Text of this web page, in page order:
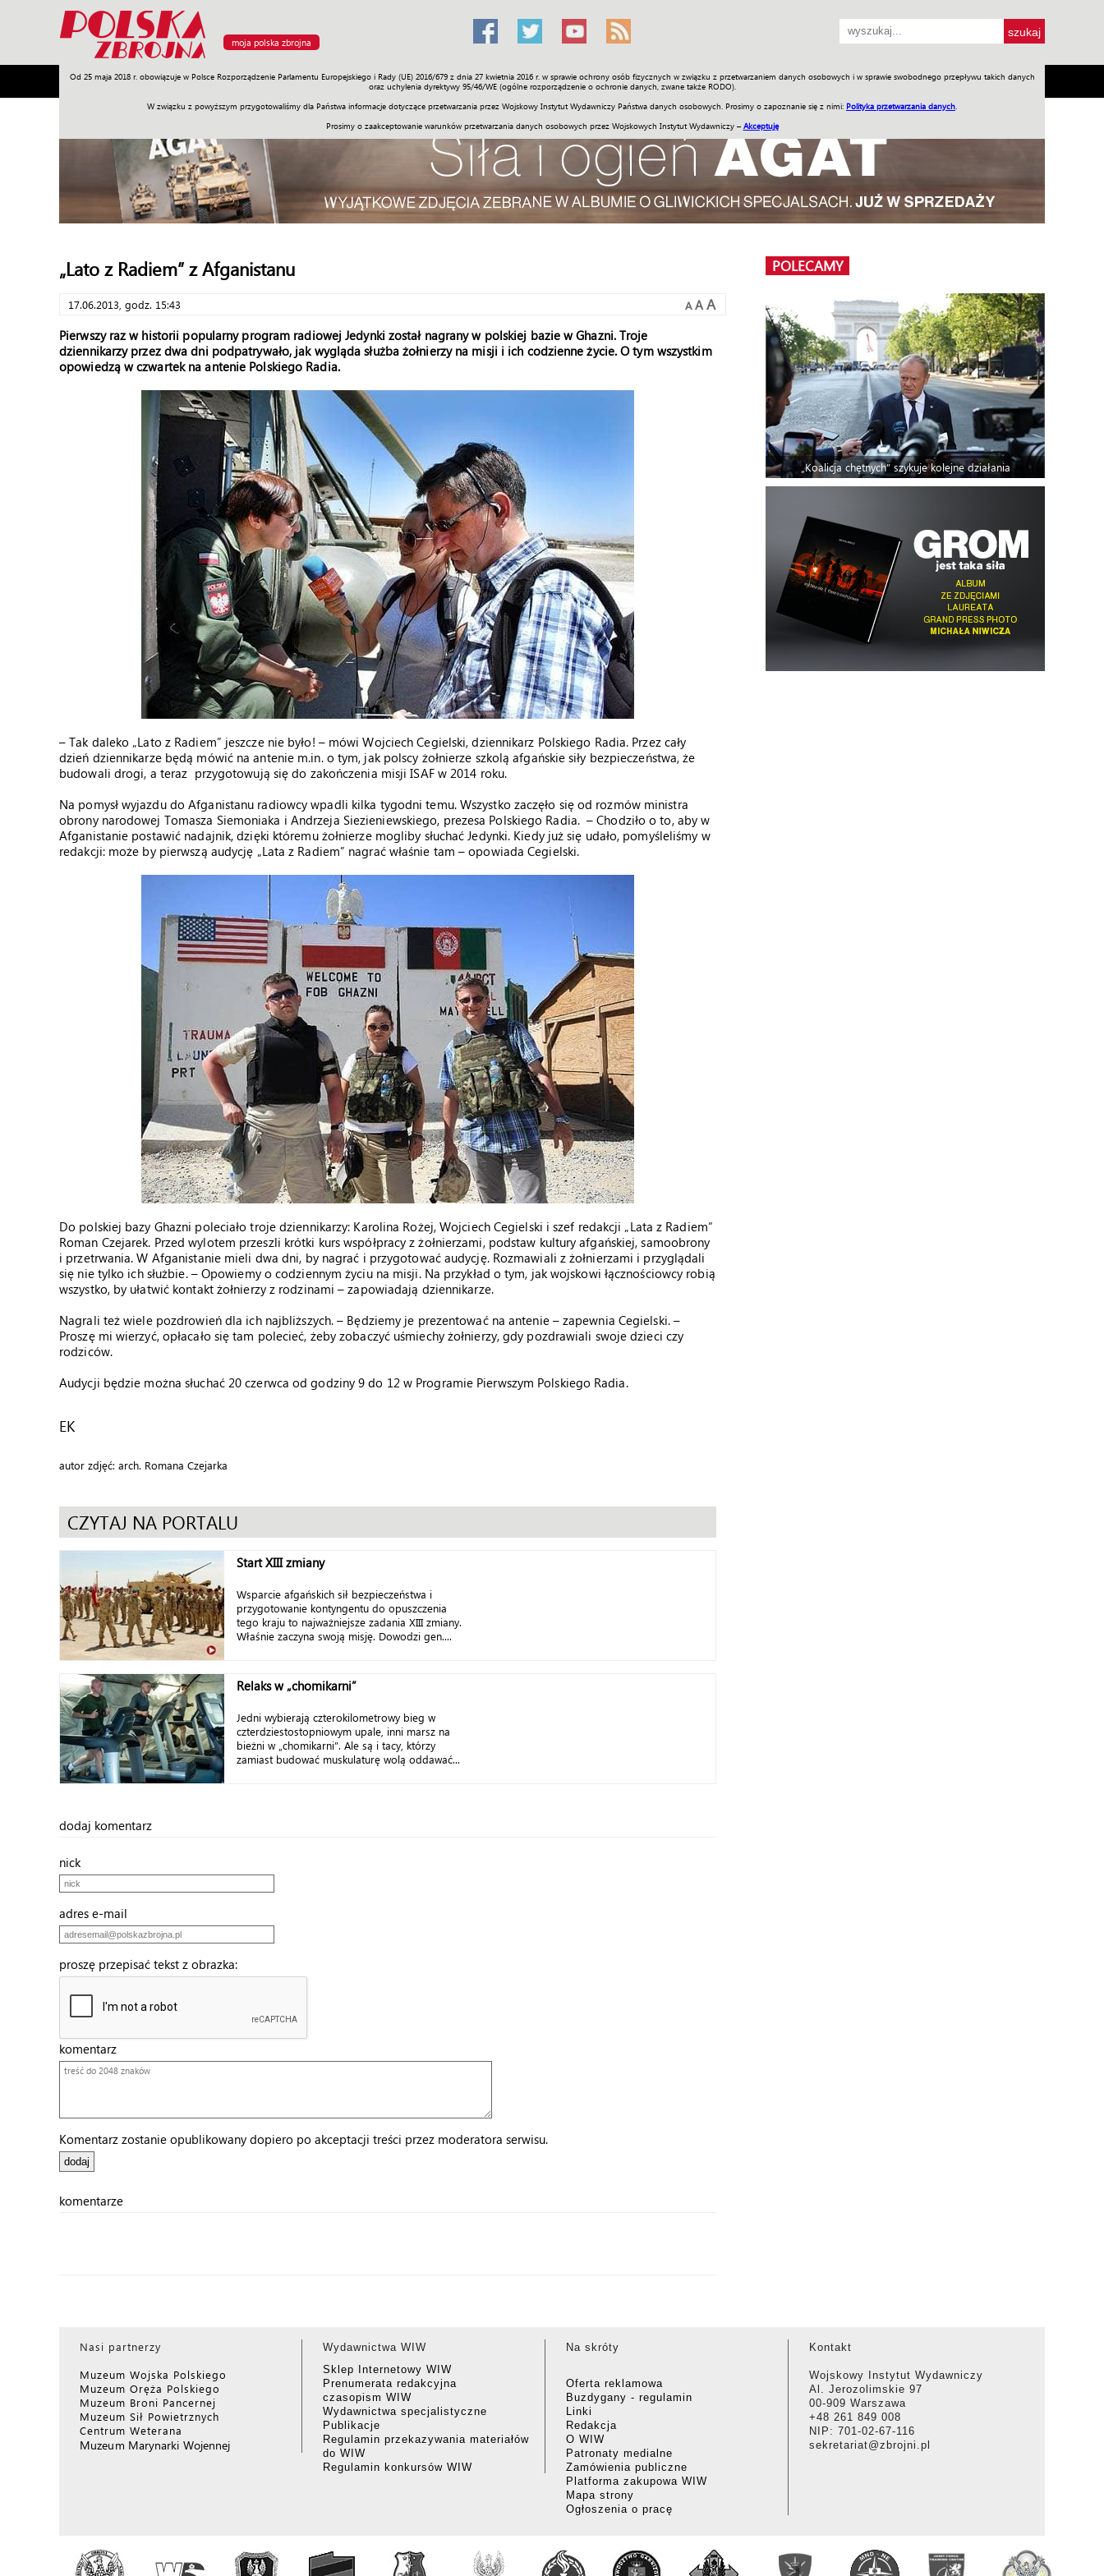
moja polska zbrojna
Od 25 maja 2018 r. obowiązuje w Polsce Rozporządzenie Parlamentu Europejskiego i Rady (UE) 2016/679 z dnia 27 kwietnia 2016 r. w sprawie ochrony osób fizycznych w związku z przetwarzaniem danych osobowych i w sprawie swobodnego przepływu takich danych
oraz uchylenia dyrektywy 95/46/WE (ogólne rozporządzenie o ochronie danych, zwane także RODO).
W związku z powyższym przygotowaliśmy dla Państwa informacje dotyczące przetwarzania przez Wojskowy Instytut Wydawniczy Państwa danych osobowych. Prosimy o zapoznanie się z nimi: Polityka przetwarzania danych
Prosimy o zaakceptowanie warunków przetwarzania danych osobowych przez Wojskowych Instytut Wydawniczy – Akceptuję
Armia Poligon Sprzęt Misje Polityka Prawo Świat Społeczność Sport Historia Galerie Wideo ENGLISH SKLEP Jednodniówki Praca w WIW
„Lato z Radiem” z Afganistanu
17.06.2013, godz. 15:43 A A A
Pierwszy raz w historii popularny program radiowej Jedynki został nagrany w polskiej bazie w Ghazni. Troje
dziennikarzy przez dwa dni podpatrywało, jak wygląda służba żołnierzy na misji i ich codzienne życie. O tym wszystkim
opowiedzą w czwartek na antenie Polskiego Radia.
– Tak daleko „Lato z Radiem” jeszcze nie było! – mówi Wojciech Cegielski, dziennikarz Polskiego Radia. Przez cały
dzień dziennikarze będą mówić na antenie m.in. o tym, jak polscy żołnierze szkolą afgańskie siły bezpieczeństwa, że
budowali drogi, a teraz przygotowują się do zakończenia misji ISAF w 2014 roku.
Na pomysł wyjazdu do Afganistanu radiowcy wpadli kilka tygodni temu. Wszystko zaczęło się od rozmów ministra
obrony narodowej Tomasza Siemoniaka i Andrzeja Siezieniewskiego, prezesa Polskiego Radia. – Chodziło o to, aby w
Afganistanie postawić nadajnik, dzięki któremu żołnierze mogliby słuchać Jedynki. Kiedy już się udało, pomyśleliśmy w
redakcji: może by pierwszą audycję „Lata z Radiem” nagrać właśnie tam – opowiada Cegielski.
Do polskiej bazy Ghazni poleciało troje dziennikarzy: Karolina Rożej, Wojciech Cegielski i szef redakcji „Lata z Radiem”
Roman Czejarek. Przed wylotem przeszli krótki kurs współpracy z żołnierzami, podstaw kultury afgańskiej, samoobrony
i przetrwania. W Afganistanie mieli dwa dni, by nagrać i przygotować audycję. Rozmawiali z żołnierzami i przyglądali
się nie tylko ich służbie. – Opowiemy o codziennym życiu na misji. Na przykład o tym, jak wojskowi łącznościowcy robią
wszystko, by ułatwić kontakt żołnierzy z rodzinami – zapowiadają dziennikarze.
Nagrali też wiele pozdrowień dla ich najbliższych. – Będziemy je prezentować na antenie – zapewnia Cegielski. –
Proszę mi wierzyć, opłacało się tam polecieć, żeby zobaczyć uśmiechy żołnierzy, gdy pozdrawiali swoje dzieci czy
rodziców.
Audycji będzie można słuchać 20 czerwca od godziny 9 do 12 w Programie Pierwszym Polskiego Radia.
EK
autor zdjęć: arch. Romana Czejarka
CZYTAJ NA PORTALU
Start XIII zmiany
Wsparcie afgańskich sił bezpieczeństwa i
przygotowanie kontyngentu do opuszczenia
tego kraju to najważniejsze zadania XIII zmiany.
Właśnie zaczyna swoją misję. Dowodzi gen....
Relaks w „chomikarni”
Jedni wybierają czterokilometrowy bieg w
czterdziestostopniowym upale, inni marsz na
bieżni w „chomikarni”. Ale są i tacy, którzy
zamiast budować muskulaturę wolą oddawać...
dodaj komentarz
nick
adres e-mail
proszę przepisać tekst z obrazka:
komentarz
Komentarz zostanie opublikowany dopiero po akceptacji treści przez moderatora serwisu.
komentarze
POLECAMY
„Koalicja chętnych” szykuje kolejne działania
Nasi partnerzy
Muzeum Wojska Polskiego
Muzeum Oręża Polskiego
Muzeum Broni Pancernej
Muzeum Sił Powietrznych
Centrum Weterana
Muzeum Marynarki Wojennej
Wydawnictwa WIW
Sklep Internetowy WIW
Prenumerata redakcyjna
czasopism WIW
Wydawnictwa specjalistyczne
Publikacje
Regulamin przekazywania materiałów
do WIW
Regulamin konkursów WIW
Na skróty
Oferta reklamowa
Buzdygany - regulamin
Linki
Redakcja
O WIW
Patronaty medialne
Zamówienia publiczne
Platforma zakupowa WIW
Mapa strony
Ogłoszenia o pracę
Kontakt
Wojskowy Instytut Wydawniczy
Al. Jerozolimskie 97
00-909 Warszawa
+48 261 849 008
NIP: 701-02-67-116
sekretariat@zbrojni.pl